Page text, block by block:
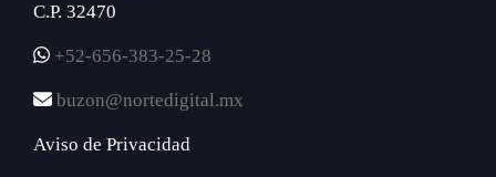
C.P. 32470
+52-656-383-25-28
buzon@nortedigital.mx
Aviso de Privacidad